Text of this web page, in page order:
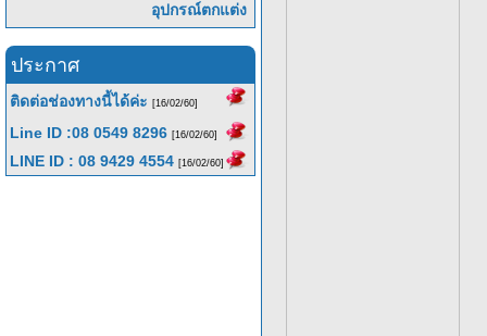
อุปกรณ์ตกแต่ง
ประกาศ
ติดต่อช่องทางนี้ได้ค่ะ [16/02/60]
Line ID :08 0549 8296 [16/02/60]
LINE ID : 08 9429 4554 [16/02/60]